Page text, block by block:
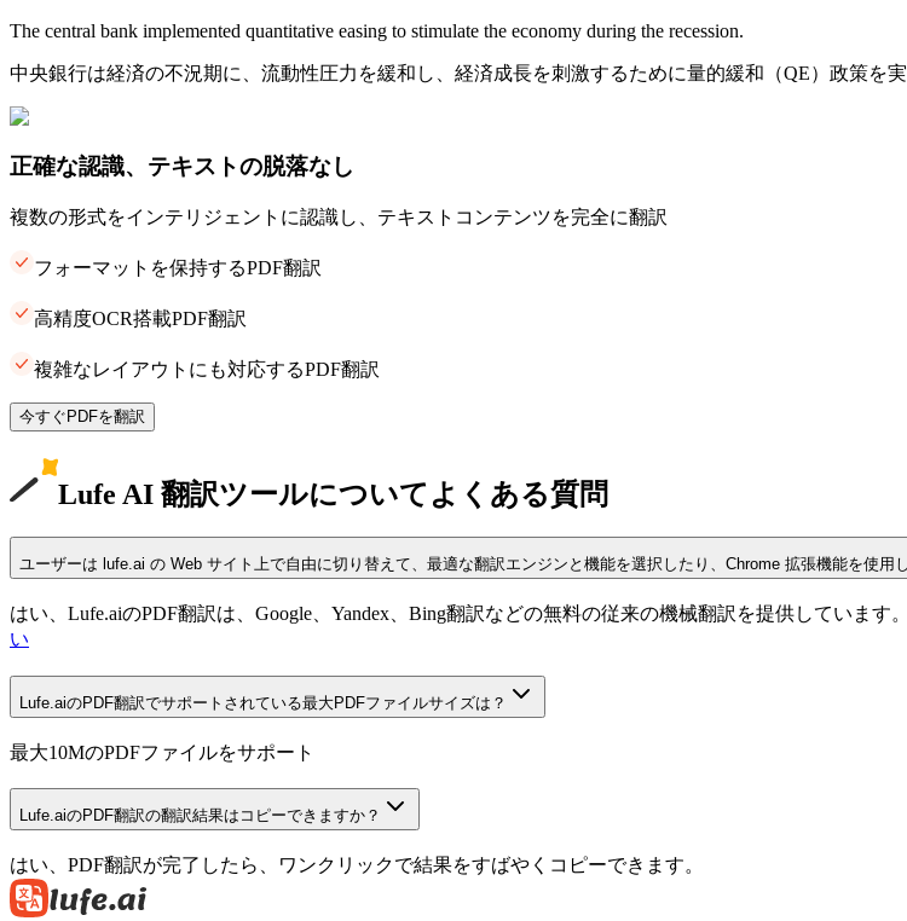
The central bank implemented quantitative easing to stimulate the economy during the recession.
中央銀行は経済の不況期に、流動性圧力を緩和し、経済成長を刺激するために量的緩和（QE）政策を実
正確な認識、テキストの脱落なし
複数の形式をインテリジェントに認識し、テキストコンテンツを完全に翻訳
フォーマットを保持するPDF翻訳
高精度OCR搭載PDF翻訳
複雑なレイアウトにも対応するPDF翻訳
今すぐPDFを翻訳
Lufe AI 翻訳ツールについてよくある質問
ユーザーは lufe.ai の Web サイト上で自由に切り替えて、最適な翻訳エンジンと機能を選択したり、Chrome 拡張機能を使用
はい、Lufe.aiのPDF翻訳は、Google、Yandex、Bing翻訳などの無料の従来の機械翻訳を提供していま
い
Lufe.aiのPDF翻訳でサポートされている最大PDFファイルサイズは？
最大10MのPDFファイルをサポート
Lufe.aiのPDF翻訳の翻訳結果はコピーできますか？
はい、PDF翻訳が完了したら、ワンクリックで結果をすばやくコピーできます。